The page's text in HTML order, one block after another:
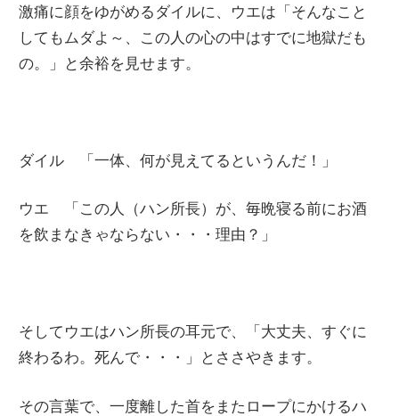
激痛に顔をゆがめるダイルに、ウエは「そんなこと
してもムダよ～、この人の心の中はすでに地獄だも
の。」と余裕を見せます。
ダイル 「一体、何が見えてるというんだ！」
ウエ 「この人（ハン所長）が、毎晩寝る前にお酒
を飲まなきゃならない・・・理由？」
そしてウエはハン所長の耳元で、「大丈夫、すぐに
終わるわ。死んで・・・」とささやきます。
その言葉で、一度離した首をまたロープにかけるハ